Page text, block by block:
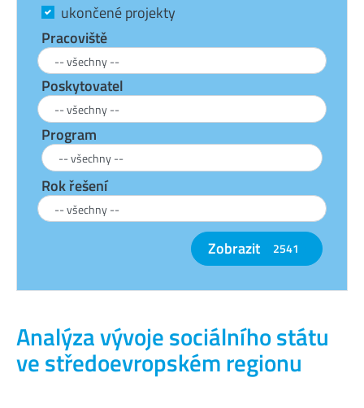
Analýza vývoje sociálního státu
ve středoevropském regionu
ukončené projekty
Pracoviště
Poskytovatel
Program
Rok řešení
Zobrazit 2541